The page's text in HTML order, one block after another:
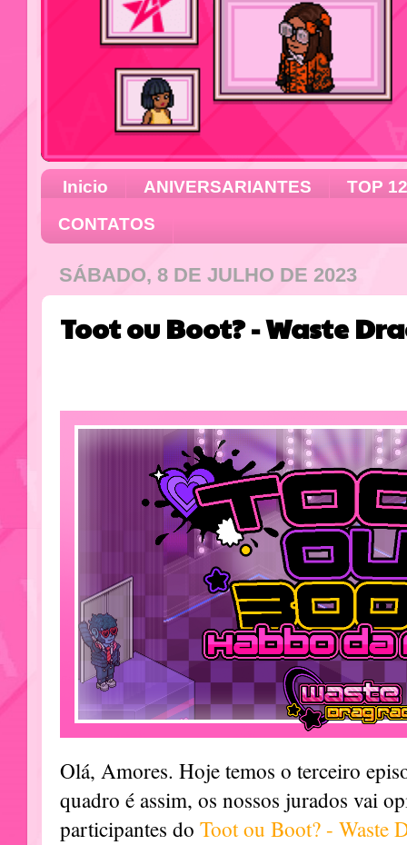
Inicio ANIVERSARIANTES
TOP 12
CONTATOS
SÁBADO, 8 DE JULHO DE 2023
Toot ou Boot? - Waste
Olá, Amores. Hoje temos o terceiro
quadro é assim, os nossos jurados vai
participantes do Toot ou Boot? - Waste